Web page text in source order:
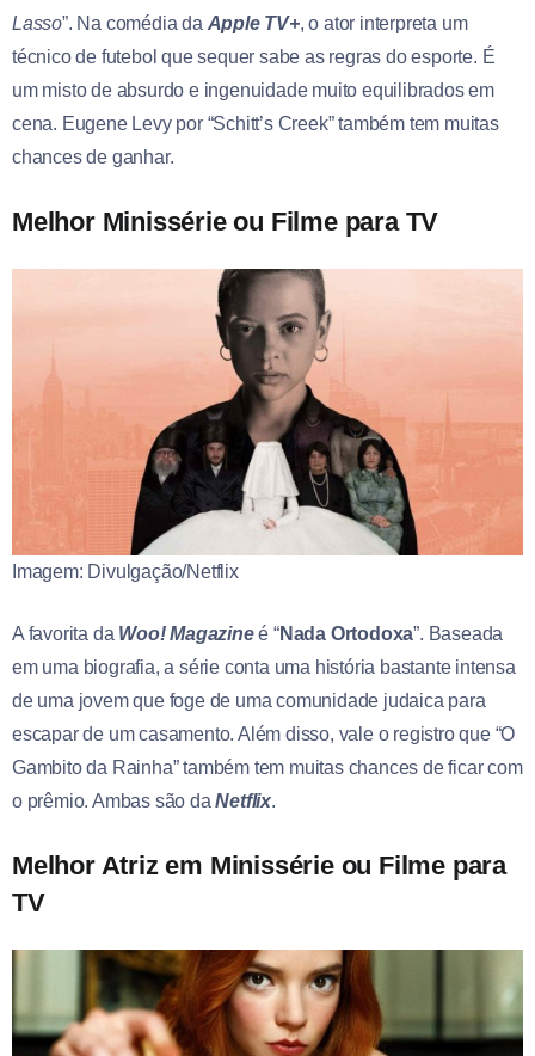
Lasso”. Na comédia da Apple TV+, o ator interpreta um
técnico de futebol que sequer sabe as regras do esporte. É
um misto de absurdo e ingenuidade muito equilibrados em
cena. Eugene Levy por “Schitt’s Creek” também tem muitas
chances de ganhar.
Melhor Minissérie ou Filme para TV
Imagem: Divulgação/Netflix
A favorita da Woo! Magazineé “Nada Ortodoxa”. Baseada
em uma biografia, a série conta uma história bastante intensa
de uma jovem que foge de uma comunidade judaica para
escapar de um casamento. Além disso, vale o registro que “O
Gambito da Rainha” também tem muitas chances de ficar com
o prêmio. Ambas são daNetflix.
Melhor Atriz em Minissérie ou Filme para
TV